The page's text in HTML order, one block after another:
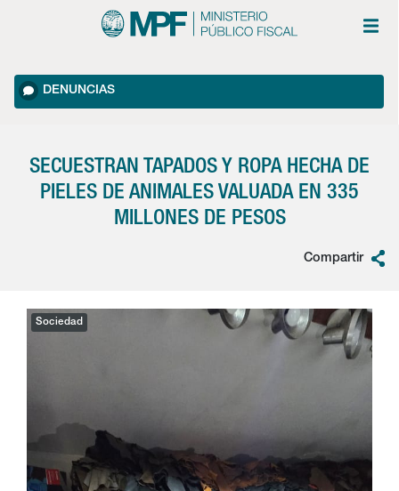
DENUNCIAS
SECUESTRAN TAPADOS Y ROPA HECHA DE
PIELES DE ANIMALES VALUADA EN 335
MILLONES DE PESOS
Compartir
Sociedad